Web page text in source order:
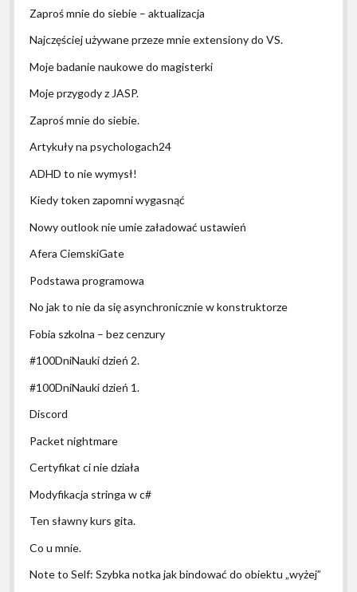
Zaproś mnie do siebie – aktualizacja
Najczęściej używane przeze mnie extensiony do VS.
Moje badanie naukowe do magisterki
Moje przygody z JASP.
Zaproś mnie do siebie.
Artykuły na psychologach24
ADHD to nie wymysł!
Kiedy token zapomni wygasnąć
Nowy outlook nie umie załadować ustawień
Afera CiemskiGate
Podstawa programowa
No jak to nie da się asynchronicznie w konstruktorze
Fobia szkolna – bez cenzury
#100DniNauki dzień 2.
#100DniNauki dzień 1.
Discord
Packet nightmare
Certyfikat ci nie działa
Modyfikacja stringa w c#
Ten sławny kurs gita.
Co u mnie.
Note to Self: Szybka notka jak bindować do obiektu „wyżej”